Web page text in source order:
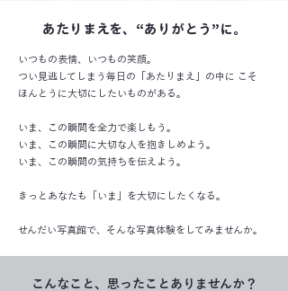
​あたりまえを、“ありがとう”に。
いつもの表情、いつもの笑顔。
つい見逃してしまう毎日の「あたりまえ」の中に こそ
ほんとうに大切にしたいものがある。
いま、この瞬間を全力で楽しもう。
いま、この瞬間に大切な人を抱きしめよう。
いま、この瞬間の気持ちを伝えよう。
きっとあなたも「いま」を大切にしたくなる。
せんだい写真館で、そんな写真体験をしてみませんか。
こんなこと、思ったことありませんか？